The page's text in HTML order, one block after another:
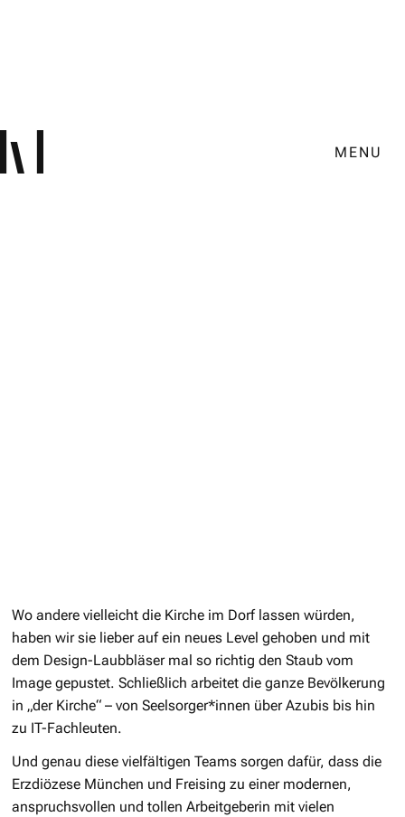
MENU
Gewonnen: Wien geil ist das
Wo andere vielleicht die Kirche im Dorf lassen würden,
haben wir sie lieber auf ein neues Level gehoben und mit
dem Design-Laubbläser mal so richtig den Staub vom
Image gepustet. Schließlich arbeitet die ganze Bevölkerung
in „der Kirche“ – von Seelsorger*innen über Azubis bis hin
zu IT-Fachleuten.
Und genau diese vielfältigen Teams sorgen dafür, dass die
Erzdiözese München und Freising zu einer modernen,
anspruchsvollen und tollen Arbeitgeberin mit vielen